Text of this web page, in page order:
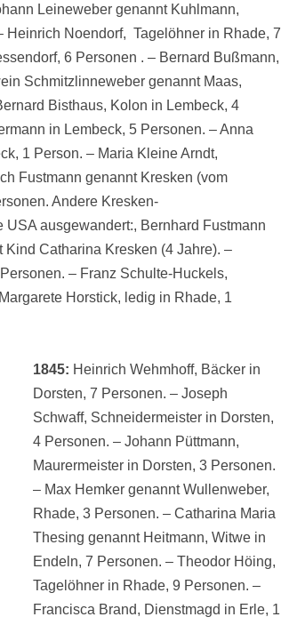
Leineweber genannt Kuhlmann,
Heinrich Noendorf, Tagelöhner in Rhade, 7
6 Personen . – Bernard Bußmann,
Schmitzlinneweber genannt Maas,
Bisthaus, Kolon in Lembeck, 4
in Lembeck, 5 Personen. – Anna
1 Person. – Maria Kleine Arndt,
Fustmann genannt Kresken (vom
Andere Kresken-
ausgewandert:, Bernhard Fustmann
Catharina Kresken (4 Jahre). –
– Franz Schulte-Huckels,
Horstick, ledig in Rhade, 1
1845: Heinrich Wehmhoff, Bäcker in
Dorsten, 7 Personen. – Joseph
Schwaff, Schneidermeister in Dorsten,
4 Personen. – Johann Püttmann,
Maurermeister in Dorsten, 3 Personen.
– Max Hemker genannt Wullenweber,
Rhade, 3 Personen. – Catharina Maria
Thesing genannt Heitmann, Witwe in
Endeln, 7 Personen. – Theodor Höing,
Tagelöhner in Rhade, 9 Personen. –
Francisca Brand, Dienstmagd in Erle, 1